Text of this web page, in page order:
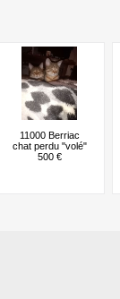
11000 Berriac
chat perdu "volé"
500 €